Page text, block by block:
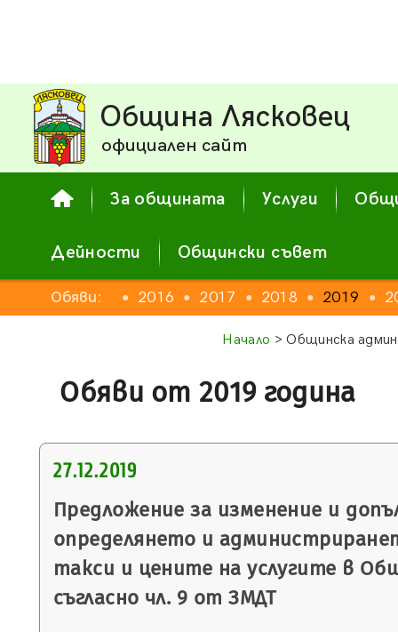
Община Лясковец
официален сайт
За общината Услуги
Дейности Общински съвет
Обяви:
● 2015 ● 2016 ● 2017 ● 2018 ● 2019 ●
Начало > Общинска
Обяви от 2019 година
27.12.2019
Предложение за изменение и
определянето и
такси и цените на услугите в
съгласно чл. 9 от ЗМДТ